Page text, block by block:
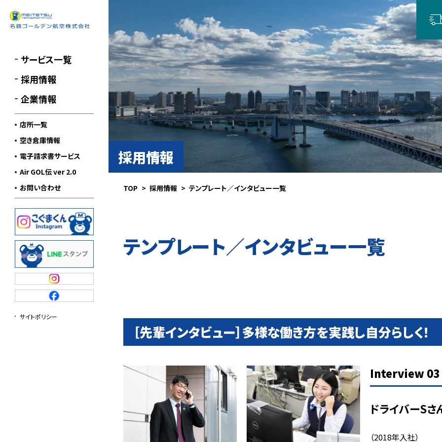
サービス一覧
国内航空貨物輸送
貴重品輸送
特殊輸送
ロジスティクス
サービス
その他サービス
採用情報
採用情報
企業情報
会社概要
経営理念
環境への取り組み
各種認定取得
営業所一覧
国内利用航空運送約款
（PDF）
標準貨物自動車運送約
款（PDF）
運輸安全マネジメント
店所一覧
空き倉庫情報
電子請求書サービス
Air GOL伝 ver 2.0
お問い合わせ
サイトポリシー
採用情報
TOP 採用情報 テンプレート／インタビュー一覧
テンプレート／インタビュー一覧
［先輩インタビュー］多様な働き方を実践し自分らしく！
Interview 03
ドライバーSさ
（2018年入社）